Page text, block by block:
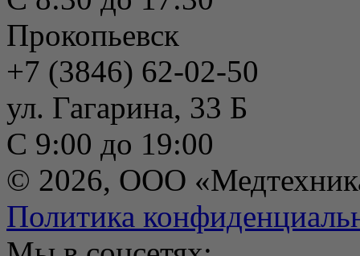
Прокопьевск
+7 (3846) 62-02-50
ул. Гагарина, 33 Б
С 9:00 до 19:00
© 2026, ООО
Политика